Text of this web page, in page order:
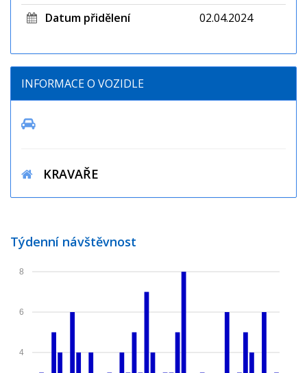
Datum přidělení
02.04.2024
INFORMACE O VOZIDLE
KRAVAŘE
Týdenní návštěvnost
4
6
8